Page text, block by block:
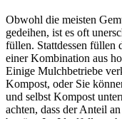
Obwohl die meisten
gedeihen, ist es oft
füllen. Stattdessen füllen
einer Kombination aus
Einige Mulchbetriebe
Kompost, oder Sie
und selbst Kompost
achten, dass der Anteil